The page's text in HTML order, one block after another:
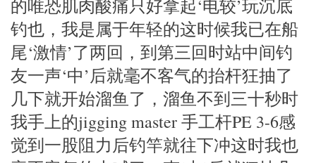
的唯恐肌肉酸痛只好拿起‘电较’玩沉底
钓也，我是属于年轻的这时候我已在船
尾‘激情’了两回，到第三回时站中间钓
友一声‘中’后就毫不客气的抬杆狂抽了
几下就开始溜鱼了，溜鱼不到三十秒时
我手上的jigging master 手工杆PE 3-6感
觉到一股阻力后钓竿就往下冲这时我也